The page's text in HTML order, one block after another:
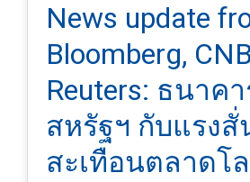
News update
Bloomberg,
Reuters: ธนาค
สหรัฐฯ กับแรงสั่
สะเทือนตลาดโ